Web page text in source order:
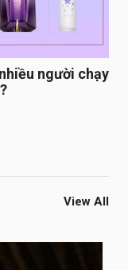
người chạy
View All